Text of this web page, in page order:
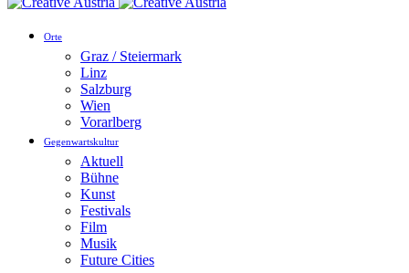
Orte
Graz / Steiermark
Linz
Salzburg
Wien
Vorarlberg
Gegenwartskultur
Aktuell
Bühne
Kunst
Festivals
Film
Musik
Future Cities